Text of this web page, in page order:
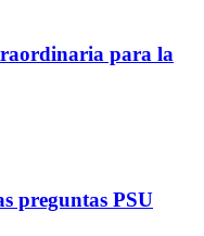
para la
preguntas PSU